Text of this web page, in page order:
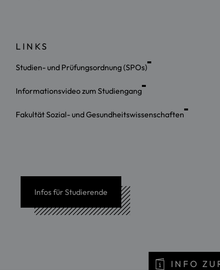
LINKS
Studien- und Prüfungsordnung (SPOs)
Informationsvideo zum Studiengang
Fakultät Sozial- und Gesundheitswissenschaften
Infos für Studierende
INFO